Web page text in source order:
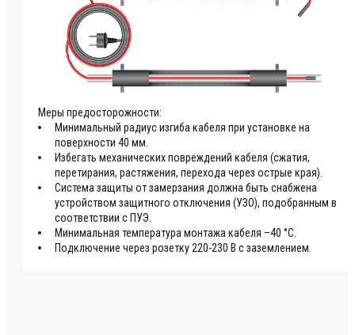
Меры предосторожности:
Минимальный радиус изгиба кабеля при установке на
поверхности 40 мм.
Избегать механических повреждений кабеля (сжатия,
перетирания, растяжения, перехода через острые края).
Система защиты от замерзания должна быть снабжена
устройством защитного отключения (УЗО), подобранным в
соответствии с ПУЭ.
Минимальная температура монтажа кабеля –40 °C.
Подключение через розетку 220-230 В с заземлением.